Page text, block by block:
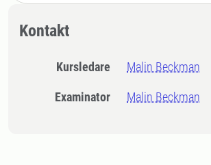
Kontakt
Kursledare Malin Beckman
Examinator Malin Beckman